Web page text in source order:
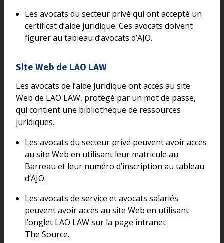
Les avocats du secteur privé qui ont accepté un
certificat d’aide juridique. Ces avocats doivent
figurer au tableau d’avocats d’AJO.
Site Web de LAO LAW
Les avocats de l’aide juridique ont accès au site
Web de LAO LAW, protégé par un mot de passe,
qui contient une bibliothèque de ressources
juridiques.
Les avocats du secteur privé peuvent avoir accès
au site Web en utilisant leur matricule au
Barreau et leur numéro d’inscription au tableau
d’AJO.
Les avocats de service et avocats salariés
peuvent avoir accès au site Web en utilisant
l’onglet LAO LAW sur la page intranet
The Source.